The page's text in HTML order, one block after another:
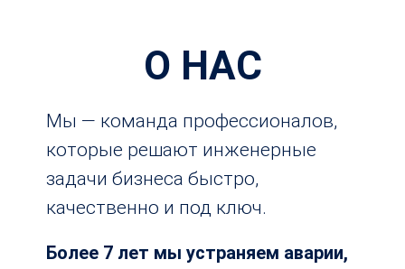
Более 7 лет мы устраняем аварии,
Мы — команда профессионалов,
которые решают инженерные
задачи бизнеса быстро,
качественно и под ключ.
О НАС